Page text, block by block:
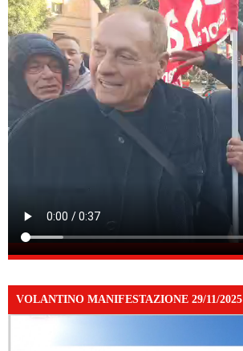
VOLANTINO MANIFESTAZIONE 29/11/2025